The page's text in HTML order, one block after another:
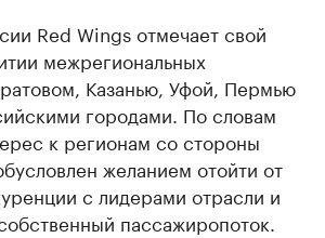
Red Wings отмечает свой
межрегиональных
Казанью, Уфой, Пермью
городами. По словам
к регионам со стороны
желанием отойти от
с лидерами отрасли и
пассажиропоток.